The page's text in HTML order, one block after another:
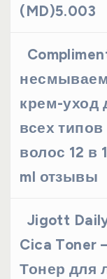
(MD)5.003
крем-уход
всех типов
волос 12 в
ml отзывы
Jigott
Cica Toner
Тонер для